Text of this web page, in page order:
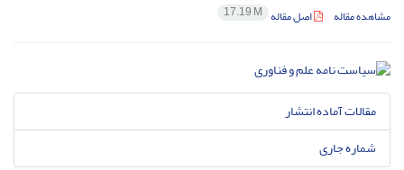
مشاهده مقاله اصل مقاله 17.19 M
مقالات آماده انتشار
شماره جاری